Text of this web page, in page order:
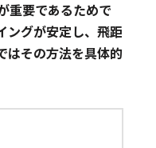
重要であるためで
ングが安定し、飛距
はその方法を具体的